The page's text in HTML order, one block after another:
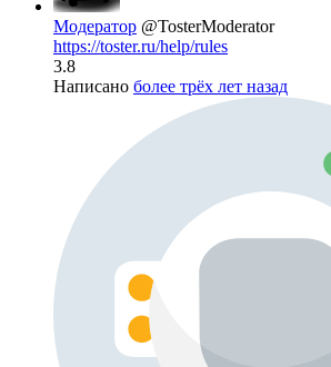
Модератор @TosterModerator
https://toster.ru/help/rules
3.8
Написано более трёх лет назад